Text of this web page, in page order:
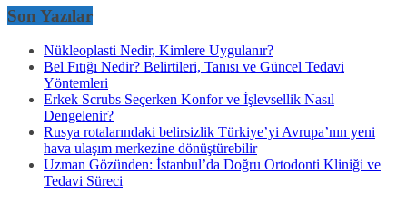
Son Yazılar
Nükleoplasti Nedir, Kimlere Uygulanır?
Bel Fıtığı Nedir? Belirtileri, Tanısı ve Güncel Tedavi
Yöntemleri
Erkek Scrubs Seçerken Konfor ve İşlevsellik Nasıl
Dengelenir?
Rusya rotalarındaki belirsizlik Türkiye’yi Avrupa’nın yeni
hava ulaşım merkezine dönüştürebilir
Uzman Gözünden: İstanbul’da Doğru Ortodonti Kliniği ve
Tedavi Süreci